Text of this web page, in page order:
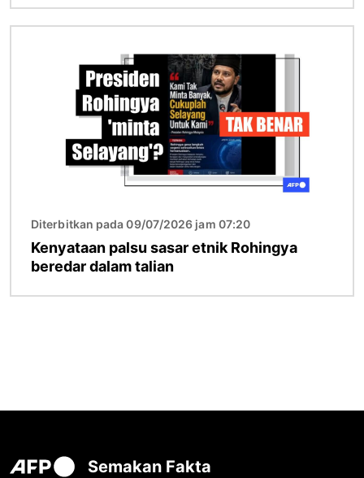
Diterbitkan pada 09/07/2026 jam 07:20
Kenyataan palsu sasar etnik Rohingya
beredar dalam talian
Semakan Fakta